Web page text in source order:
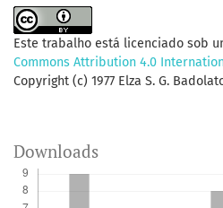
Este trabalho está licenciado sob
Commons Attribution 4.0
Copyright (c) 1977 Elza S. G.
Downloads